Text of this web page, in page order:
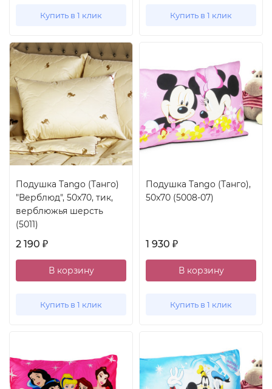
Купить в 1 клик Купить в 1 клик
Подушка Tango (Танго)
"Верблюд", 50x70, тик,
верблюжья шерсть
(5011)
2 190 ₽
В корзину
Купить в 1 клик
Подушка Tango (Танго),
50x70 (5008-07)
1 930 ₽
В корзину
Купить в 1 клик